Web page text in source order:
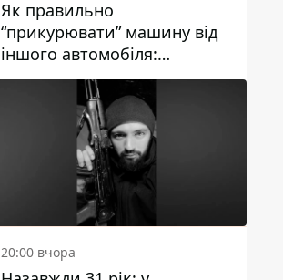
Як правильно
“прикурювати” машину від
іншого автомобіля:
інструкція для водіїв
20:00 вчора